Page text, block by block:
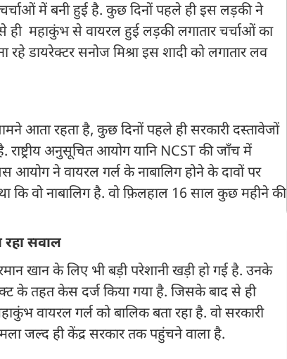
में बनी हुई है. कुछ दिनों पहले ही इस लड़की ने
महाकुंभ से वायरल हुई लड़की लगातार चर्चाओं का
डायरेक्टर सनोज मिश्रा इस शादी को लगातार लव
आता रहता है, कुछ दिनों पहले ही सरकारी दस्तावेजों
अनुसूचित आयोग यानि NCST की जाँच में
ने वायरल गर्ल के नाबालिग होने के दावों पर
वो नाबालिग है. वो फ़िलहाल 16 साल कुछ महीने की
रहा सवाल
खान के लिए भी बड़ी परेशानी खड़ी हो गई है. उनके
के तहत केस दर्ज किया गया है. जिसके बाद से ही
वायरल गर्ल को बालिक बता रहा है. वो सरकारी
जल्द ही केंद्र सरकार तक पहुंचने वाला है.